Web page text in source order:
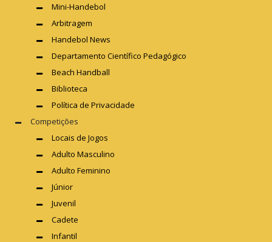
Mini-Handebol
Arbitragem
Handebol News
Departamento Científico Pedagógico
Beach Handball
Biblioteca
Política de Privacidade
Competições
Locais de Jogos
Adulto Masculino
Adulto Feminino
Júnior
Juvenil
Cadete
Infantil